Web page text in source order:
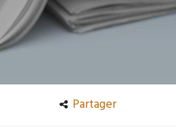
Partager